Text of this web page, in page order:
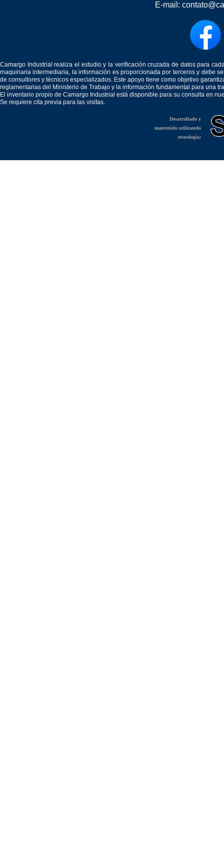
E-mail:
Camargo Industrial realiza el estudio y la verificación cruzada de datos para
maquinaria intermediaria, la información es proporcionada por terceros y debe
de consultores y técnicos especializados. Este apoyo tiene como objetivo
reglamentarias del Ministerio de Trabajo y la información fundamental para una
El inventario propio de Camargo Industrial está disponible para su consulta en
Se requiere cita previa para las visitas.
Desarrollado y
mantenido utilizando
tecnología: